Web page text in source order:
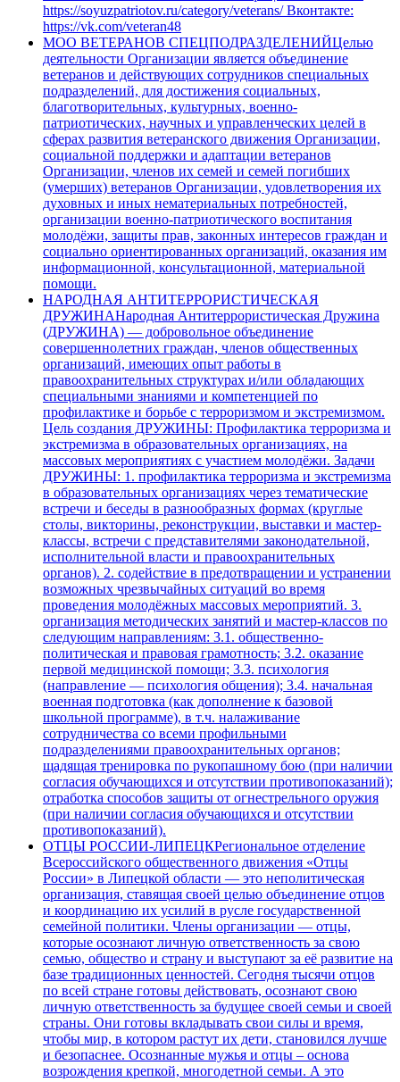
https://soyuzpatriotov.ru/category/veterans/ Вконтакте:
https://vk.com/veteran48
МОО ВЕТЕРАНОВ СПЕЦПОДРАЗДЕЛЕНИЙЦелью
деятельности Организации является объединение
ветеранов и действующих сотрудников специальных
подразделений, для достижения социальных,
благотворительных, культурных, военно-
патриотических, научных и управленческих целей в
сферах развития ветеранского движения Организации,
социальной поддержки и адаптации ветеранов
Организации, членов их семей и семей погибших
(умерших) ветеранов Организации, удовлетворения их
духовных и иных нематериальных потребностей,
организации военно-патриотического воспитания
молодёжи, защиты прав, законных интересов граждан и
социально ориентированных организаций, оказания им
информационной, консультационной, материальной
помощи.
НАРОДНАЯ АНТИТЕРРОРИСТИЧЕСКАЯ
ДРУЖИНАНародная Антитеррористическая Дружина
(ДРУЖИНА) — добровольное объединение
совершеннолетних граждан, членов общественных
организаций, имеющих опыт работы в
правоохранительных структурах и/или обладающих
специальными знаниями и компетенцией по
профилактике и борьбе с терроризмом и экстремизмом.
Цель создания ДРУЖИНЫ: Профилактика терроризма и
экстремизма в образовательных организациях, на
массовых мероприятиях с участием молодёжи. Задачи
ДРУЖИНЫ: 1. профилактика терроризма и экстремизма
в образовательных организациях через тематические
встречи и беседы в разнообразных формах (круглые
столы, викторины, реконструкции, выставки и мастер-
классы, встречи с представителями законодательной,
исполнительной власти и правоохранительных
органов). 2. содействие в предотвращении и устранении
возможных чрезвычайных ситуаций во время
проведения молодёжных массовых мероприятий. 3.
организация методических занятий и мастер-классов по
следующим направлениям: 3.1. общественно-
политическая и правовая грамотность; 3.2. оказание
первой медицинской помощи; 3.3. психология
(направление — психология общения); 3.4. начальная
военная подготовка (как дополнение к базовой
школьной программе), в т.ч. налаживание
сотрудничества со всеми профильными
подразделениями правоохранительных органов;
щадящая тренировка по рукопашному бою (при наличии
согласия обучающихся и отсутствии противопоказаний);
отработка способов защиты от огнестрельного оружия
(при наличии согласия обучающихся и отсутствии
противопоказаний).
ОТЦЫ РОССИИ-ЛИПЕЦКРегиональное отделение
Всероссийского общественного движения «Отцы
России» в Липецкой области — это неполитическая
организация, ставящая своей целью объединение отцов
и координацию их усилий в русле государственной
семейной политики. Члены организации — отцы,
которые осознают личную ответственность за свою
семью, общество и страну и выступают за её развитие на
базе традиционных ценностей. Сегодня тысячи отцов
по всей стране готовы действовать, осознают свою
личную ответственность за будущее своей семьи и своей
страны. Они готовы вкладывать свои силы и время,
чтобы мир, в котором растут их дети, становился лучше
и безопаснее. Осознанные мужья и отцы – основа
возрождения крепкой, многодетной семьи. А это